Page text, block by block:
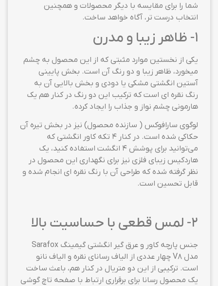
شما را برای مقایسه با دیگر محصولات و همچنین
انتخاب درست تر، آگاه خواهد ساخت.
1- ظاهر زیبا و مدرن
یکی از نخستین موارد مثبتی که از این محصول به چشم
میخورد، ظاهر زیبا و دو رنگ آن است. بخش پایینی
آستین انگشتی مشکی یا دودی و بخش بالایی آن به
رنگ نقره ای است که ترکیب این دو رنگ در کنار هم یک
هارمونی چشم نواز و جذاب را ایجاد کرده.
لوگوی سارافوکس ( سازنده محصول) نیز در بخش تیره آن
حکاکی شده است. در کنار 4 تکه کاور انگشتی که
می‌توانید برای پوشش 4 انگشت استفاده کنید، یک
هاردکیس زیبای فلزی نیز برای نگهداری این محصول در
نظر گرفته شده که طراحی آن با رنگ نقره ای انجام شده و
قابل تحسین است.
2- لمس قطعی با حساسیت بالا
جنس پارچه کاور و عرق گیر انگشتی گیمینگ Sarafox
مدل V8 چهار عددی از الیاف رسانای نقره و الیاف نانو
است. ترکیبی از این دو متریال در کنار هم، باعث ساخت
یک محصول رسانا برای برقراری ارتباط با صفحه تاچ گوشی